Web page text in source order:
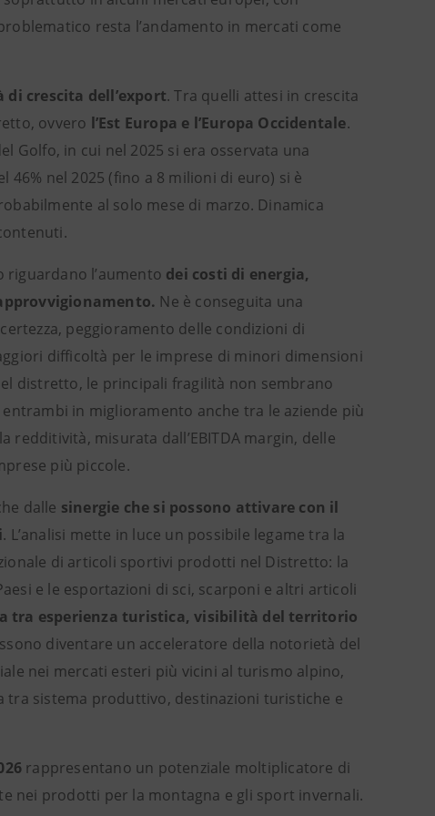
resta l’andamento in mercati come
crescita dell’export. Tra quelli attesi in crescita
ovvero l’Est Europa e l’Europa Occidentale.
Golfo, in cui nel 2025 si era osservata una
nel 2025 (fino a 8 milioni di euro) si è
al solo mese di marzo. Dinamica
l’aumento dei costi di energia,
Ne è conseguita una
peggioramento delle condizioni di
difficoltà per le imprese di minori dimensioni
distretto, le principali fragilità non sembrano
in miglioramento anche tra le aziende più
misurata dall’EBITDA margin, delle
più piccole.
dalle sinergie che si possono attivare con il
. L’analisi mette in luce un possibile legame tra la
di articoli sportivi prodotti nel Distretto: la
e le esportazioni di sci, scarponi e altri articoli
tra esperienza turistica, visibilità del territorio
diventare un acceleratore della notorietà del
nei mercati esteri più vicini al turismo alpino,
sistema produttivo, destinazioni turistiche e
rappresentano un potenziale moltiplicatore di
nei prodotti per la montagna e gli sport invernali.